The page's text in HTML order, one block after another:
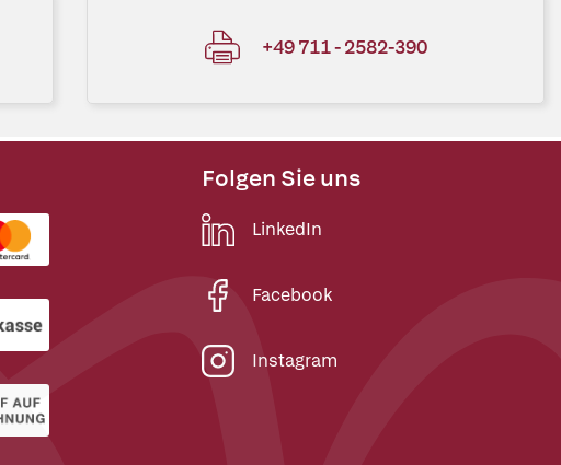
+49 711 - 2582-390
Folgen Sie uns
LinkedIn
Facebook
Instagram